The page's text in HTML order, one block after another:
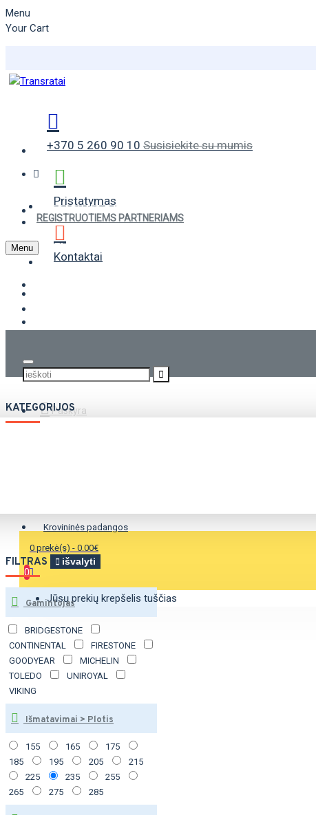
Menu
Your Cart
+370 5 260 90 10 Susisiekite su mumis
Pristatymas
Kontaktai
VASARINĖS PADANGOS
ŽIEMINĖS PADANGOS
Paskyra
0 prekė(s) - 0.00€
0
Jūsų prekių krepšelis tuščias
REGISTRUOTIEMS PARTNERIAMS
Menu
KATEGORIJOS
Krovininės padangos
FILTRAS išvalyti
Gamintojas
BRIDGESTONE
CONTINENTAL
FIRESTONE
GOODYEAR
MICHELIN
TOLEDO
UNIROYAL
VIKING
Išmatavimai > Plotis
155 165
175
185
195 205
215
225
235
255
265
275 285